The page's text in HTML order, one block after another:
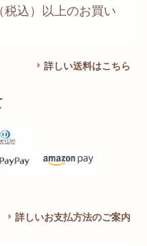
込）以上のお買い
詳しい送料はこちら
詳しいお支払方法のご案内